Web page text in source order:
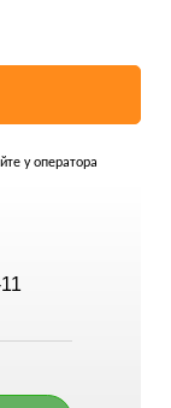
у оператора